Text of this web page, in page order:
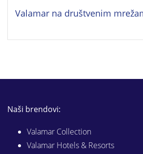
Valamar na društvenim
Naši brendovi:
Valamar Collection
Valamar Hotels & Resorts